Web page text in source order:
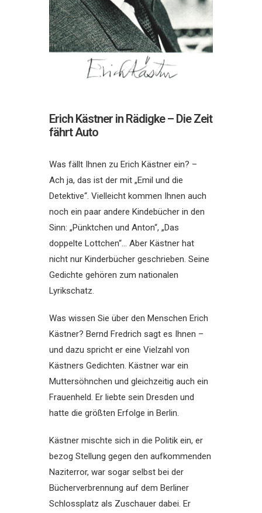
Erich Kästner in Rädigke – Die Zeit
fährt Auto
Was fällt Ihnen zu Erich Kästner ein? –
Ach ja, das ist der mit „Emil und die
Detektive“. Vielleicht kommen Ihnen auch
noch ein paar andere Kindebücher in den
Sinn: „Pünktchen und Anton“, „Das
doppelte Lottchen“… Aber Kästner hat
nicht nur Kinderbücher geschrieben. Seine
Gedichte gehören zum nationalen
Lyrikschatz.
Was wissen Sie über den Menschen Erich
Kästner? Bernd Fredrich sagt es Ihnen –
und dazu spricht er eine Vielzahl von
Kästners Gedichten. Kästner war ein
Muttersöhnchen und gleichzeitig auch ein
Frauenheld. Er liebte sein Dresden und
hatte die größten Erfolge in Berlin.
Kästner mischte sich in die Politik ein, er
bezog Stellung gegen den aufkommenden
Naziterror, war sogar selbst bei der
Bücherverbrennung auf dem Berliner
Schlossplatz als Zuschauer dabei. Er